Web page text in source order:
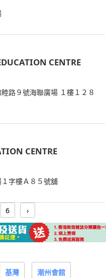
CENTRE
路９號海聯廣場 １樓１２８
CENTRE
字樓Ａ８５號舖
6 ›
基灣 潮州會館